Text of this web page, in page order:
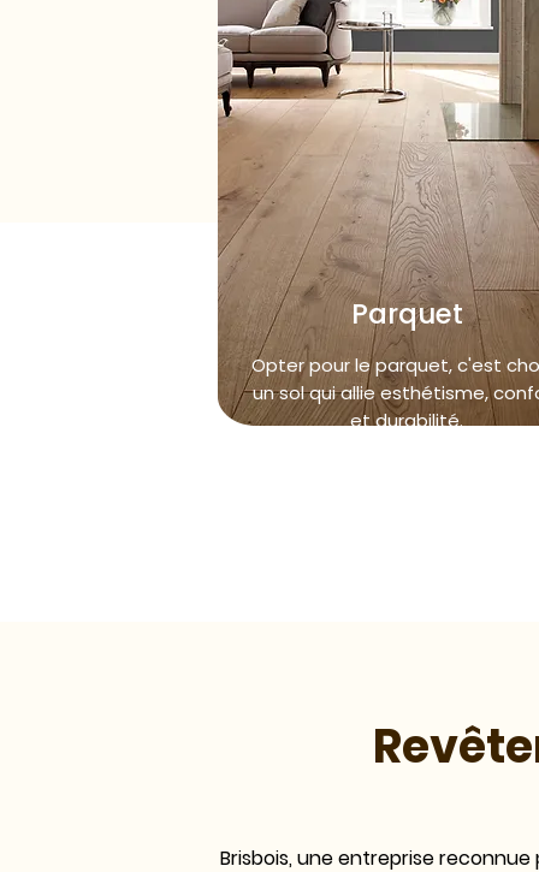
Parquet
Opter pour le parquet, c'est
un sol qui allie esthétisme,
et durabilité.
Brisbois, une entreprise